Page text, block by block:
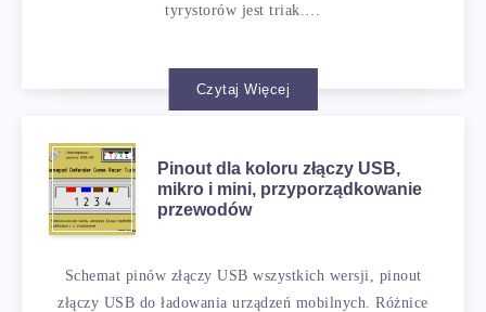
tyrystorów jest triak.…
Czytaj Więcej
Pinout dla koloru złączy USB,
mikro i mini, przyporządkowanie
przewodów
Schemat pinów złączy USB wszystkich wersji, pinout
złączy USB do ładowania urządzeń mobilnych. Różnice